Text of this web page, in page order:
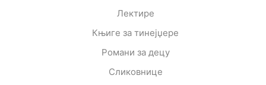
Лектире
Књиге за тинејџере
Романи за децу
Сликовнице